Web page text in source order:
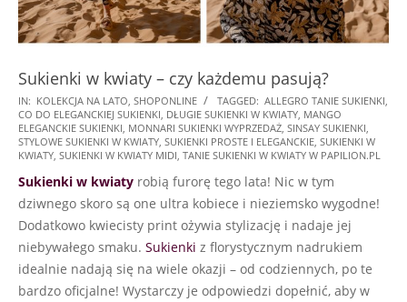
Sukienki w kwiaty – czy każdemu pasują?
2025-
02-
28
IN: KOLEKCJA NA LATO SHOPONLINE TAGGED: ALLEGRO TANIE SUKIENKI
CO DO ELEGANCKIEJ SUKIENKI DŁUGIE SUKIENKI W KWIATY MANGO
ELEGANCKIE SUKIENKI MONNARI SUKIENKI WYPRZEDAŻ SINSAY SUKIENKI
STYLOWE SUKIENKI W KWIATY SUKIENKI PROSTE I ELEGANCKIE SUKIENKI W
KWIATY SUKIENKI W KWIATY MIDI TANIE SUKIENKI W KWIATY W PAPILION.PL
Sukienki w kwiaty robią furorę tego lata! Nic w tym
dziwnego skoro są one ultra kobiece i nieziemsko wygodne!
Dodatkowo kwiecisty print ożywia stylizację i nadaje jej
niebywałego smaku. Sukienki z florystycznym nadrukiem
idealnie nadają się na wiele okazji – od codziennych, po te
bardzo oficjalne! Wystarczy je odpowiedzi dopełnić, aby w